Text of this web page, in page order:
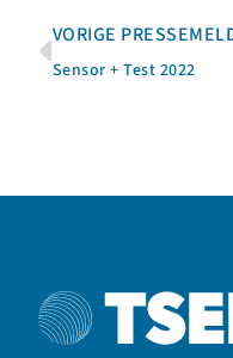
Sensor + Test 2022